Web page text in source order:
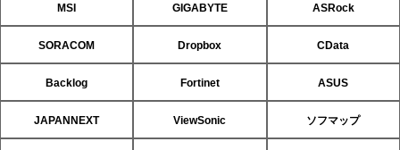
MSI GIGABYTE ASRock
SORACOM Dropbox CData
Backlog Fortinet ASUS
JAPANNEXT ViewSonic ソフマップ